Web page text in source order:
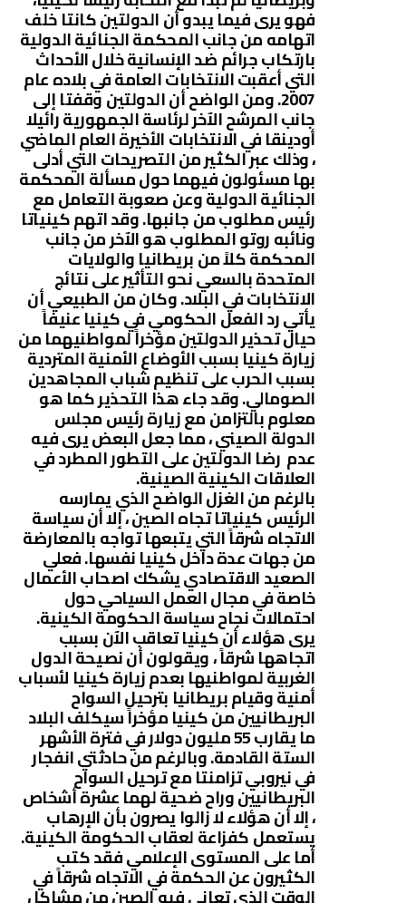
فهو يرى فيما يبدو أن الدولتين كانتا خلف
اتهامه من جانب المحكمة الجنائية الدولية
بارتكاب جرائم ضد الإنسانية خلال الأحداث
التي أعقبت الانتخابات العامة في بلاده عام
2007. ومن الواضح أن الدولتين وقفتا إلى
جانب المرشح الآخر لرئاسة الجمهورية رائيلا
أودينقا في الانتخابات الأخيرة العام الماضي
، وذلك عبر الكثير من التصريحات التي أدلى
بها مسئولون فيهما حول مسألة المحكمة
الجنائية الدولية وعن صعوبة التعامل مع
رئيس مطلوب من جانبها. وقد اتهم كينياتا
ونائبه روتو المطلوب هو الآخر من جانب
المحكمة كلاً من بريطانيا والولايات
المتحدة بالسعي نحو التأثير على نتائج
الانتخابات في البلاد. وكان من الطبيعي أن
يأتي رد الفعل الحكومي في كينيا عنيفاً
حيال تحذير الدولتين مؤخراً لمواطنيهما من
زيارة كينيا بسبب الأوضاع الأمنية المتردية
بسبب الحرب على تنظيم شباب المجاهدين
الصومالي. وقد جاء هذا التحذير كما هو
معلوم بالتزامن مع زيارة رئيس مجلس
الدولة الصيني ، مما جعل البعض يرى فيه
عدم رضا الدولتين على التطور المطرد في
العلاقات الكينية الصينية.
بالرغم من الغزل الواضح الذي يمارسه
الرئيس كينياتا تجاه الصين ، إلا أن سياسة
الاتجاه شرقاً التي يتبعها تواجه بالمعارضة
من جهات عدة داخل كينيا نفسها. فعلي
الصعيد الاقتصادي يشكك اصحاب الأعمال
خاصة في مجال العمل السياحي حول
احتمالات نجاح سياسة الحكومة الكينية.
يرى هؤلاء أن كينيا تعاقب الآن بسبب
اتجاهها شرقاً ، ويقولون أن نصيحة الدول
الغربية لمواطنيها بعدم زيارة كينيا لأسباب
أمنية وقيام بريطانيا بترحيل السواح
البريطانيين من كينيا مؤخراً سيكلف البلاد
ما يقارب 55 مليون دولار في فترة الأشهر
الستة القادمة. وبالرغم من حادثتي انفجار
في نيروبي تزامنتا مع ترحيل السواح
البريطانيين وراح ضحية لهما عشرة أشخاص
، إلا أن هؤلاء لا زالوا يصرون بأن الإرهاب
يستعمل كفزاعة لعقاب الحكومة الكينية.
أما على المستوى الإعلامي فقد كتب
الكثيرون عن الحكمة في الاتجاه شرقاً في
الوقت الذي تعاني فيه الصين من مشاكل